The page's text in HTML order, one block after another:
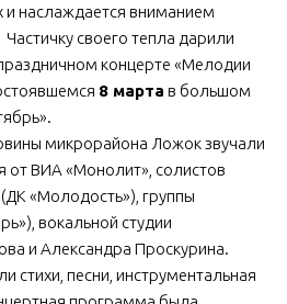
школа»
историко-художественный
им. И.В. Коротеева
и наслаждается вниманием
своего тепла дарили
концерте «Мелодии
8 марта в большом
микрорайона Ложок звучали
от ВИА «Монолит», солистов
«Молодость»), группы
вокальной студии
и Александра Проскурина.
стихи, песни, инструментальная